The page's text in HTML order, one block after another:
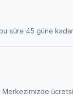
süre 45 güne kadar
Merkezimizde